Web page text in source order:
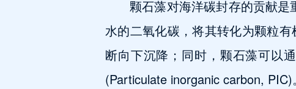
颗石藻对海洋碳封存的贡献
水的二氧化碳，将其转化为颗粒
断向下沉降；同时，颗石藻可以
(Particulate inorganic carbon,